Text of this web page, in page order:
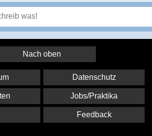
Nach oben
Datenschutz
Jobs/Praktika
Feedback